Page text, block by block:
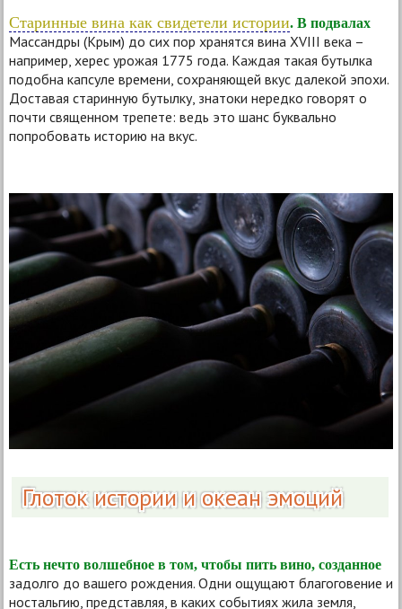
Старинные вина как свидетели истории. В подвалах
Массандры (Крым) до сих пор хранятся вина XVIII века –
например, херес урожая 1775 года. Каждая такая бутылка
подобна капсуле времени, сохраняющей вкус далекой эпохи.
Доставая старинную бутылку, знатоки нередко говорят о
почти священном трепете: ведь это шанс буквально
попробовать историю на вкус.
Глоток истории и океан эмоций
Есть нечто волшебное в том, чтобы пить вино, созданное
задолго до вашего рождения. Одни ощущают благоговение и
ностальгию, представляя, в каких событиях жила земля,